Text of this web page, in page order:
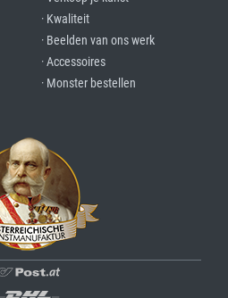
· Kwaliteit
· Beelden van ons werk
· Accessoires
· Monster bestellen